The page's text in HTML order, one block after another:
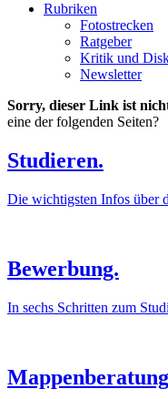
Rubriken
Fotostrecken
Ratgeber
Kritik und
Newsletter
Sorry, dieser Link ist
eine der folgenden Seiten?
Studieren.
Die wichtigsten Infos über
Bewerbung.
In sechs Schritten zum